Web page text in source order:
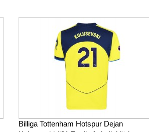
Billiga Tottenham Hotspur Dejan